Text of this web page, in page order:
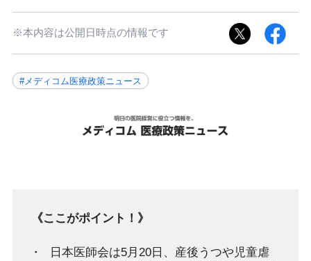
※本内容は公開日時点の情報です
#メディコム医療政策ニュース
《ここがポイント！》
日本医師会は5月20日、産後うつや児童虐